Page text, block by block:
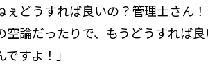
ぇどうすれば良いの？管理士さん
空論だったりで、もうどうすれば
ですよ！」